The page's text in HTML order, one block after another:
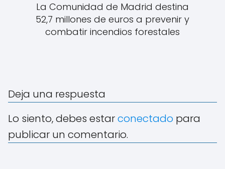
La Comunidad de Madrid destina
52,7 millones de euros a prevenir y
combatir incendios forestales
Deja una respuesta
Lo siento, debes estarconectado para
publicar un comentario.